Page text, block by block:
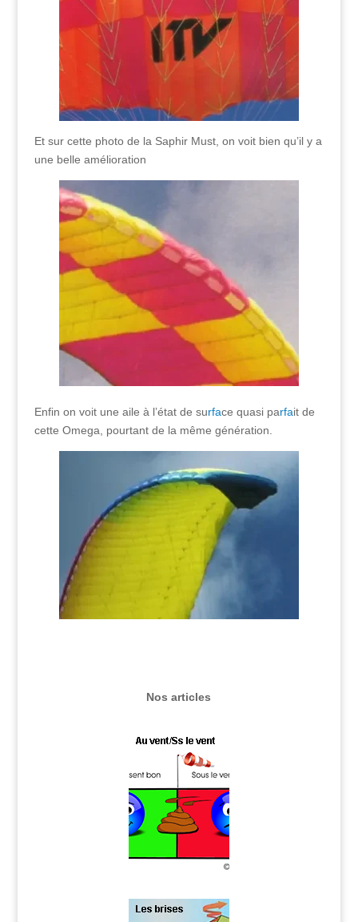
Et sur cette photo de la Saphir Must, on voit bien qu’il y a
une belle amélioration
Enfin on voit une aile à l’état de surface quasi parfait de
cette Omega, pourtant de la même génération.
Nos articles